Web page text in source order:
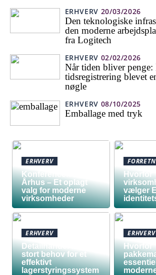
ERHVERV 20/03/2026
Den teknologiske
den moderne
fra Logitech
ERHVERV 02/02/2026
Når tiden bliver penge:
tidsregistrering blevet
nøgle
ERHVERV 08/10/2025
Emballage med tryk
ERHVERV
Konferencelokaler
Århus – Et oplagt
valg for moderne
virksomheder
Hvorfor
vælger
ERHVERV
Detailhandel har
stort behov for et
effektivt
lagerstyringssystem
ERHVERV
Hvorfor